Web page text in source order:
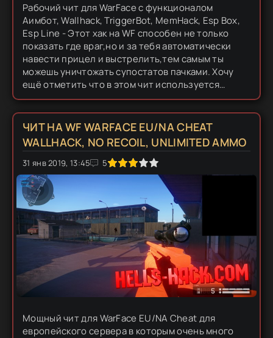
Рабочий чит для WarFace с функционалом
Аимбот, Wallhack, TriggerBot, MemHack, Esp Box,
Esp Line - Этот хак на WF способен не только
показать где враг,но и за тебя автоматически
навести прицел и выстрелить,тем самым ты
можешь уничтожать супостатов пачками. Хочу
ещё отметить что в этом чит используется
прикольное, очень оригинальное меню,которое
выполнено в виде текста и ты...
ЧИТ НА WF WARFACE EU/NA CHEAT
WALLHACK, NO RECOIL, UNLIMITED AMMO
31 янв 2019, 13:45 5
1 2 3 4 5
Мощный чит для WarFace EU/NA Cheat для
европейского сервера в которым очень много